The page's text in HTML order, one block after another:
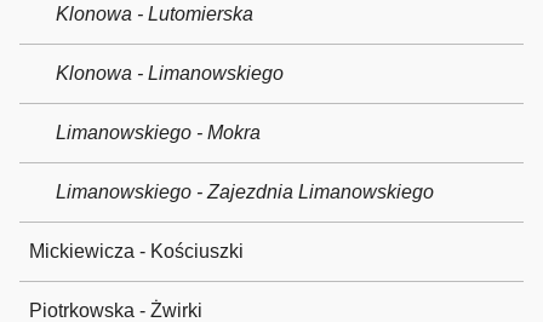
Klonowa - Lutomierska
Klonowa - Limanowskiego
Limanowskiego - Mokra
Limanowskiego - Zajezdnia Limanowskiego
Mickiewicza - Kościuszki
Piotrkowska - Żwirki